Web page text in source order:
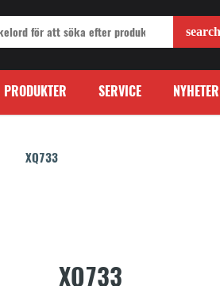
PRODUKTER SERVICE NYHETER
XQ733
XQ733